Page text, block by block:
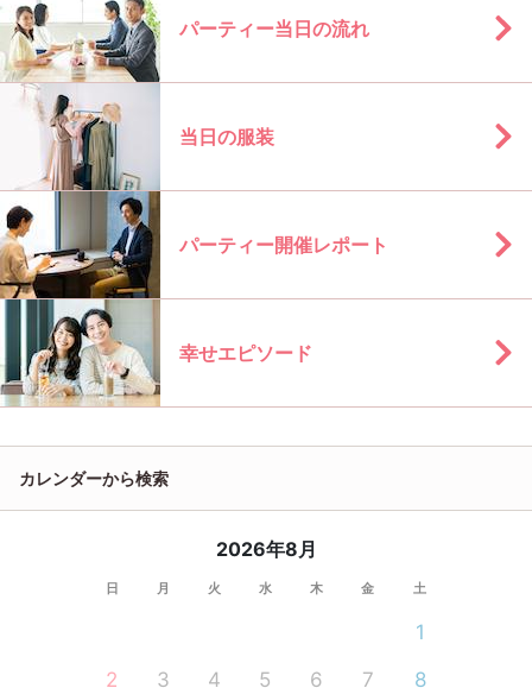
パーティー当日の流れ
当日の服装
パーティー開催レポート
幸せエピソード
カレンダーから検索
2026年8月
日 月 火 水 木 金 土
1
2
3 4 5 6 7
8